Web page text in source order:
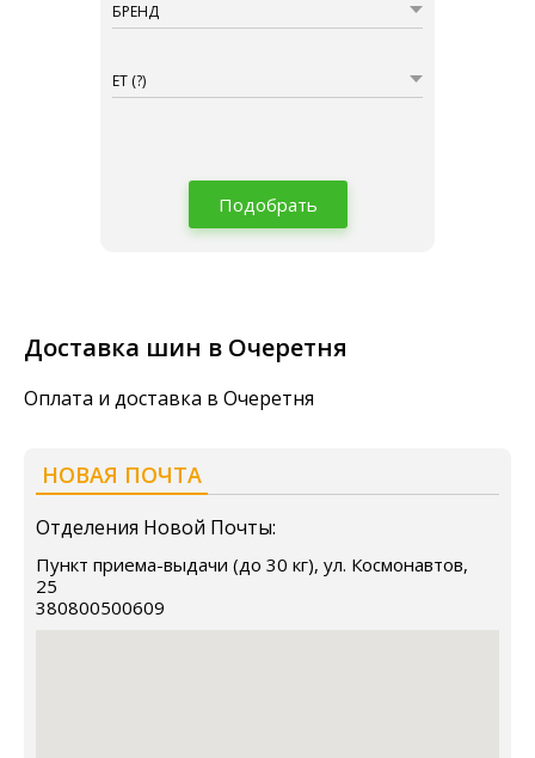
БРЕНД
ET (?)
Подобрать
Доставка шин в Очеретня
Оплата и доставка в Очеретня
НОВАЯ ПОЧТА
Отделения Новой Почты:
Пункт приема-выдачи (до 30 кг), ул. Космонавтов,
25
380800500609